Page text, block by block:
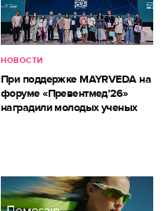
НОВОСТИ
При поддержке MAYRVEDA на
форуме «Превентмед’26»
наградили молодых ученых